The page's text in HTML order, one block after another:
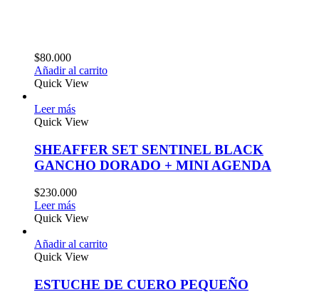
$80.000
Añadir al carrito
Quick View
Leer más
Quick View
SHEAFFER SET SENTINEL BLACK
GANCHO DORADO + MINI AGENDA
$230.000
Leer más
Quick View
Añadir al carrito
Quick View
ESTUCHE DE CUERO PEQUEÑO